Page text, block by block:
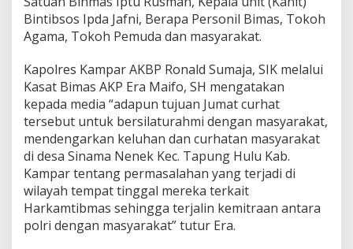
K
e
l
h
a
n
M
a
s
y
a
r
a
k
a
t
Bintibsos Ipda Jafni, Berapa Personil Bimas, Tokoh
Agama, Tokoh Pemuda dan masyarakat.
Kapolres Kampar AKBP Ronald Sumaja, SIK melalui
Kasat Bimas AKP Era Maifo, SH mengatakan
kepada media “adapun tujuan Jumat curhat
tersebut untuk bersilaturahmi dengan masyarakat,
mendengarkan keluhan dan curhatan masyarakat
di desa Sinama Nenek Kec. Tapung Hulu Kab.
Kampar tentang permasalahan yang terjadi di
wilayah tempat tinggal mereka terkait
Harkamtibmas sehingga terjalin kemitraan antara
polri dengan masyarakat” tutur Era.